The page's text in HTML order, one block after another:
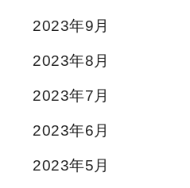
2023年9月
2023年8月
2023年7月
2023年6月
2023年5月